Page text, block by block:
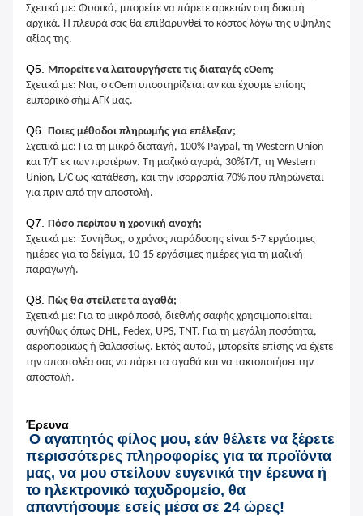
Σχετικά με: Φυσικά, μπορείτε να πάρετε αρκετών στη δοκιμή
αρχικά. Η πλευρά σας θα επιβαρυνθεί το κόστος λόγω της υψηλής
αξίας της.
Q5.
Μπορείτε να λειτουργήσετε τις διαταγές cOem;
Σχετικά με: Ναι, ο cOem υποστηρίζεται αν και έχουμε επίσης
εμπορικό σήμ AFK μας.
Q6.
Ποιες μέθοδοι πληρωμής για επέλεξαν;
Σχετικά με: Για τη μικρό διαταγή, 100% Paypal, τη Western Union
και T/T εκ των προτέρων. Τη μαζικό αγορά, 30%T/T, τη Western
Union, L/C ως κατάθεση, και την ισορροπία 70% που πληρώνεται
για πριν από την αποστολή.
Q7.
Πόσο περίπου η χρονική ανοχή;
Σχετικά με: Συνήθως, ο χρόνος παράδοσης είναι 5-7 εργάσιμες
ημέρες για το δείγμα, 10-15 εργάσιμες ημέρες για τη μαζική
παραγωγή.
Q8.
Πώς θα στείλετε τα αγαθά;
Σχετικά με: Για το μικρό ποσό, διεθνής σαφής χρησιμοποιείται
συνήθως όπως DHL, Fedex, UPS, TNT. Για τη μεγάλη ποσότητα,
αεροπορικώς ή θαλασσίως. Εκτός αυτού, μπορείτε επίσης να έχετε
την αποστολέα σας να πάρει τα αγαθά και να τακτοποιήσει την
αποστολή.
Έρευνα
Ο αγαπητός φίλος μου, εάν θέλετε να ξέρετε
περισσότερες πληροφορίες για τα προϊόντα
μας, να μου στείλουν ευγενικά την έρευνα ή
το ηλεκτρονικό ταχυδρομείο, θα
απαντήσουμε εσείς μέσα σε 24 ώρες!